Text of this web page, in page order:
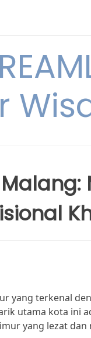
yang terkenal
utama kota ini
yang lezat